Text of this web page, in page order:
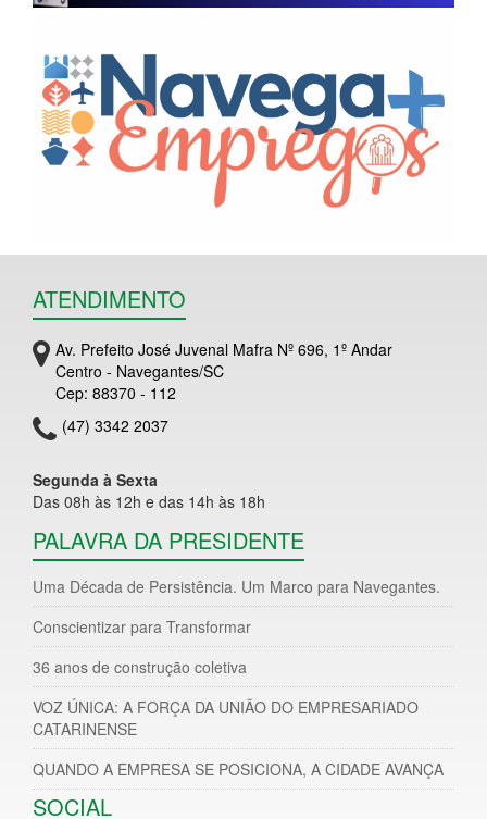
ATENDIMENTO
Av. Prefeito José Juvenal Mafra Nº 696, 1º Andar
Centro - Navegantes/SC
Cep: 88370 - 112
(47) 3342 2037
Segunda à Sexta
Das 08h às 12h e das 14h às 18h
PALAVRA DA PRESIDENTE
Uma Década de Persistência. Um Marco para Navegantes.
Conscientizar para Transformar
36 anos de construção coletiva
VOZ ÚNICA: A FORÇA DA UNIÃO DO EMPRESARIADO
CATARINENSE
QUANDO A EMPRESA SE POSICIONA, A CIDADE AVANÇA
SOCIAL